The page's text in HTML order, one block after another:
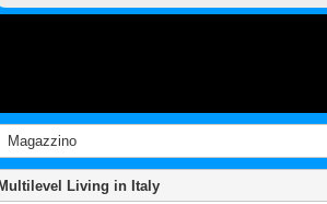
Magazzino
Multilevel Living in Italy